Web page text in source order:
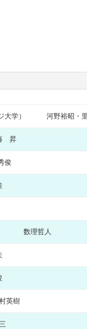
ジ大学） 河野裕昭・
昇
俊
算家 数理哲人
英樹